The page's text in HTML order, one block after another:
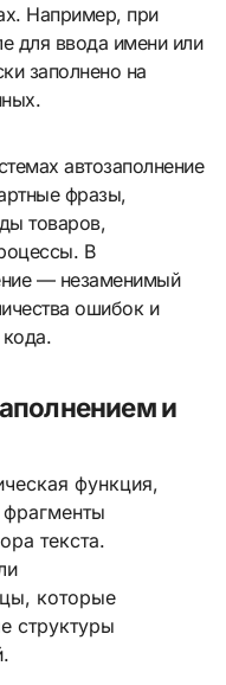
Например, при
для ввода имени или
заполнено на
автозаполнение
фразы,
товаров,
В
— незаменимый
ошибок и
кода.
и
функция,
текста.
которые
структуры